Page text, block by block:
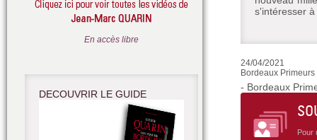
s'intéresser
24/04/2021
Bordeaux
- Bordeaux
Pour
En accès libre
DECOUVRIR LE GUIDE